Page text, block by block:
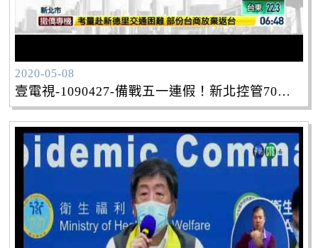
2020-05-08
壹電視-1090427-備戰五一連假！新北控管70處「該封就封」